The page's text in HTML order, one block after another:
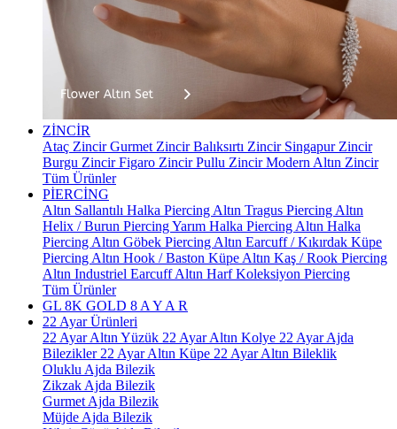
ZİNCİR
Ataç ZincirGurmet ZincirBalıksırtı Zincir Singapur Zincir
Burgu ZincirFigaro ZincirPullu ZincirModern Altın Zincir
Tüm Ürünler
PİERCİNG
Altın Sallantılı Halka Piercing Altın Tragus Piercing Altın
Helix / Burun PiercingYarım Halka Piercing Altın Halka
Piercing Altın Göbek Piercing Altın Earcuff / Kıkırdak Küpe
Piercing Altın Hook / Baston Küpe Altın Kaş / Rook Piercing
Altın Industriel EarcuffAltın Harf Koleksiyon Piercing
Tüm Ürünler
GL 8K GOLD 8 A Y A R
22 Ayar Ürünleri
22 Ayar Altın Yüzük 22 Ayar Altın Kolye 22 Ayar Ajda
Bilezikler 22 Ayar Altın Küpe 22 Ayar Altın Bileklik
Oluklu Ajda Bilezik
Zikzak Ajda Bilezik
Gurmet Ajda Bilezik
Müjde Ajda Bilezik